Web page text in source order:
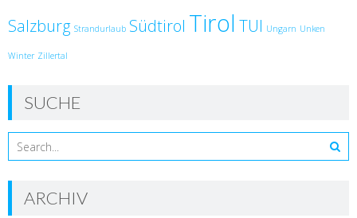
Salzburg Strandurlaub Südtirol Tirol TUI Ungarn Unken
Winter Zillertal
SUCHE
ARCHIV